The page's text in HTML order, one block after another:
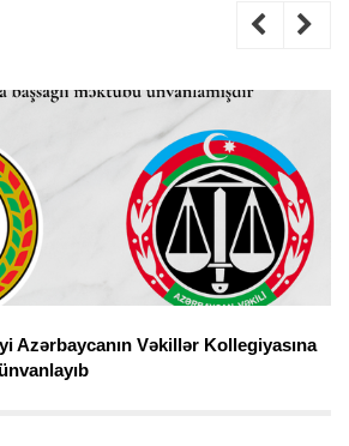
Azərbaycanın Vəkillər Kollegiyasına